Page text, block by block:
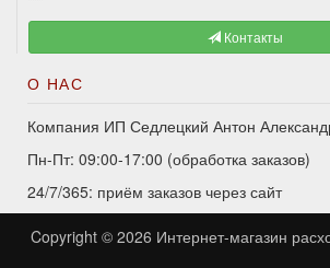
Контакты
О НАС
Компания ИП Седлецкий Антон
Пн-Пт: 09:00-17:00 (обработка заказов)
24/7/365: приём заказов через сайт
Copyright © 2026 Интернет-магазин